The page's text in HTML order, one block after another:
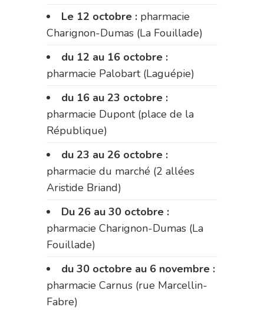
Le 12 octobre : pharmacie
Charignon-Dumas (La Fouillade)
du 12 au 16 octobre :
pharmacie Palobart (Laguépie)
du 16 au 23 octobre :
pharmacie Dupont (place de la
République)
du 23 au 26 octobre :
pharmacie du marché (2 allées
Aristide Briand)
Du 26 au 30 octobre :
pharmacie Charignon-Dumas (La
Fouillade)
du 30 octobre au 6 novembre :
pharmacie Carnus (rue Marcellin-
Fabre)